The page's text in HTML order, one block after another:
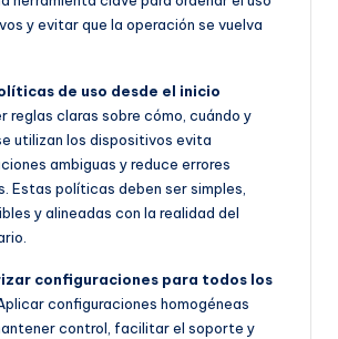
y evitar que la operación se vuelva
de uso desde el inicio
reglas claras sobre cómo, cuándo y
utilizan los dispositivos evita
ambiguas y reduce errores
Estas políticas deben ser simples,
y alineadas con la realidad del
configuraciones para todos los
configuraciones homogéneas
control, facilitar el soporte y